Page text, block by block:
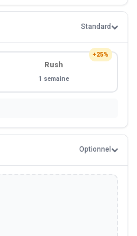
Standard
+25%
Rush
1 semaine
Optionnel